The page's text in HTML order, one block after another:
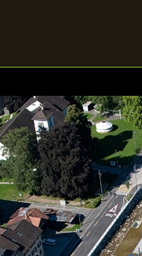
REFERENZEN